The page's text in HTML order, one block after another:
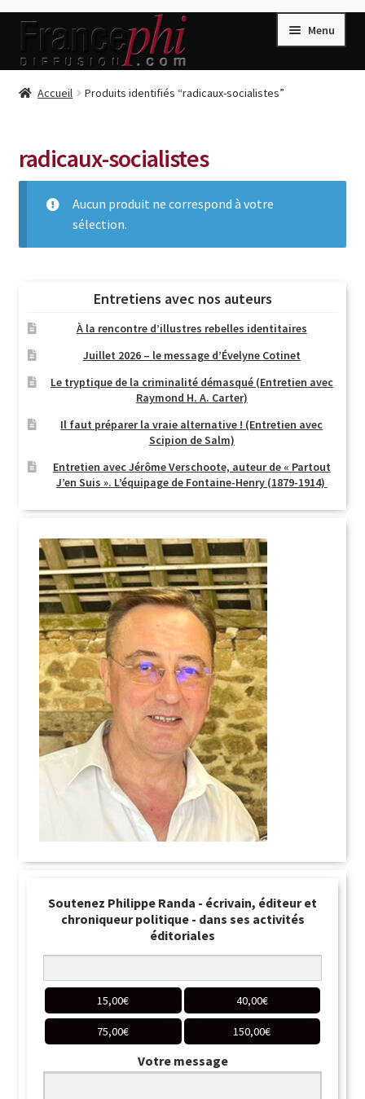
Aller
la
Aller
contenu
Menu
Accueil
Conditions de Vente
Listes d’Envies
Livres de Peter Randa
Livres de Philippe Randa
Login Customizer
Newsletter
Panier
Politique de confidentialité et cookies
Qui sommes-nous ?
Soutien à Philippe Randa
Suivi de la Commande
Accueil Produits identifiés “radicaux-socialistes”
radicaux-socialistes
Aucun produit ne correspond à votre
sélection.
Entretiens avec nos auteurs
À la rencontre d’illustres rebelles identitaires
Juillet 2026 – le message d’Évelyne Cotinet
Le tryptique de la criminalité démasqué (Entretien avec
Raymond H. A. Carter)
Il faut préparer la vraie alternative ! (Entretien avec
Scipion de Salm)
Entretien avec Jérôme Verschoote, auteur de « Partout
J’en Suis ». L’équipage de Fontaine-Henry (1879-1914)
Soutenez Philippe Randa - écrivain, éditeur et
chroniqueur politique - dans ses activités
éditoriales
15,00€ 40,00€
75,00€ 150,00€
Votre message